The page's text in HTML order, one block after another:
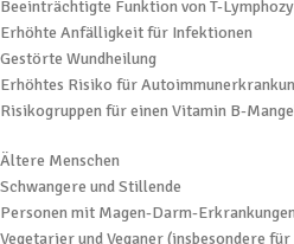
Beeinträchtigte Funktion von T-
Erhöhte Anfälligkeit für Infektionen
Gestörte Wundheilung
Erhöhtes Risiko für
Risikogruppen für einen Vitamin B-
Ältere Menschen
Schwangere und Stillende
Personen mit Magen-Darm-
Vegetarier und Veganer (insbesondere